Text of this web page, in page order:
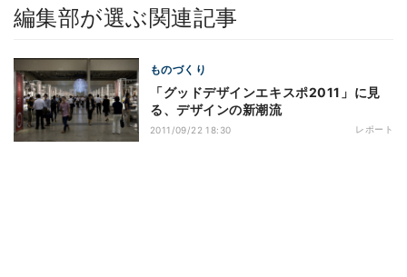
編集部が選ぶ関連記事
ものづくり
「グッドデザインエキスポ2011」に見
る、デザインの新潮流
2011/09/22 18:30 レポート